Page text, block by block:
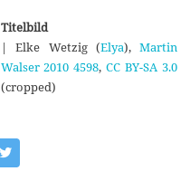
Titelbild
| Elke Wetzig (Elya), Martin
Walser 2010 4598, CC BY-SA 3.0
(cropped)